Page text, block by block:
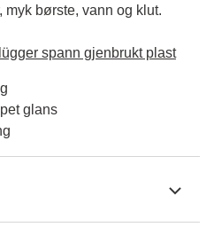
børste, vann og klut.
spann gjenbrukt plast
glans